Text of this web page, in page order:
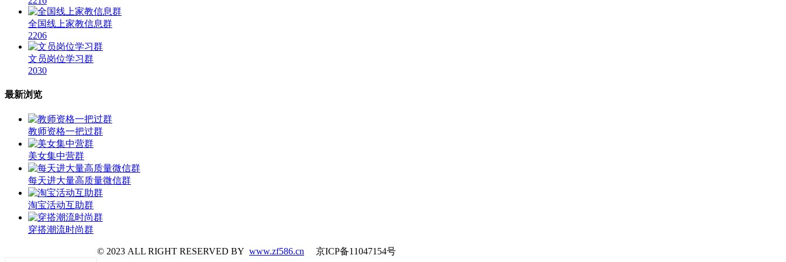
全国线上家教信息群
2206
文员岗位学习群
2030
最新浏览
教师资格一把过群
美女集中营群
每天进大量高质量微信群
淘宝活动互助群
穿搭潮流时尚群
© 2023 ALL RIGHT RESERVED BY www.zf586.cn 京ICP备11047154号